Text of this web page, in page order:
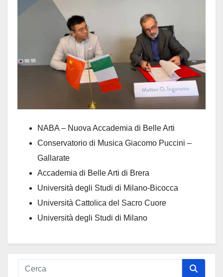
NABA – Nuova Accademia di Belle Arti
Conservatorio di Musica Giacomo Puccini –
Gallarate
Accademia di Belle Arti di Brera
Università degli Studi di Milano-Bicocca
Università Cattolica del Sacro Cuore
Università degli Studi di Milano